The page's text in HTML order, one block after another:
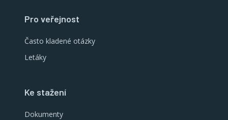
Pro veřejnost
Často kladené otázky
Letáky
Ke stažení
Dokumenty